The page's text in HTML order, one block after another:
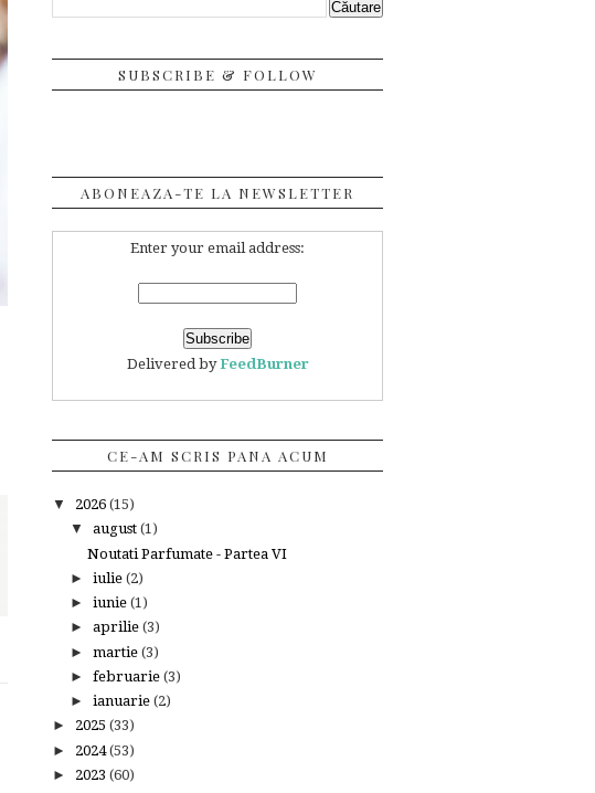
SUBSCRIBE & FOLLOW
ABONEAZA-TE LA NEWSLETTER
Enter your email address:
Delivered byFeedBurner
CE-AM SCRIS PANA ACUM
▼ 2026 (15)
▼ august (1)
Noutati Parfumate - Partea VI
► iulie (2)
► iunie (1)
► aprilie (3)
► martie (3)
► februarie (3)
► ianuarie (2)
► 2025 (33)
► 2024(53)
► 2023 (60)